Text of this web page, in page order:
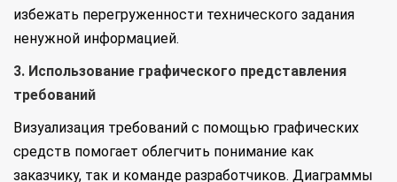
избежать перегруженности технического задания
ненужной информацией.
3. Использование графического представления
требований
Визуализация требований с помощью графических
средств помогает облегчить понимание как
заказчику, так и команде разработчиков. Диаграммы